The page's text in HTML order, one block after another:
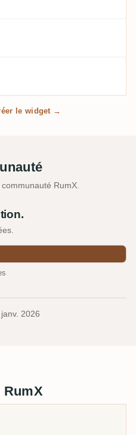
le widget →
RumX.
2026
RumX